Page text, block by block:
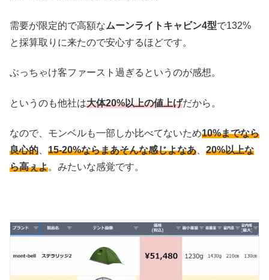
需要が限定的で高額なムーンライトキャビン4型で132%
と採算取りに来たので安心するほどです。
ぶっちゃけ客ファースト過ぎるというのが感想。
というのも他社は大体20%以上の値上げだから。
なので、モンベルも一部しか比べてないため10%までなら
良心的
15-20%ならまあそんな感じよなあ
20%以上な
ら高ぇよ。みたいな感覚です。